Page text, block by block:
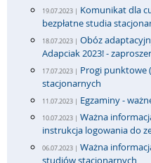
19.07.2023 | Komunikat dla
bezpłatne studia
18.07.2023 | Obóz
Adapciak 2023! -
17.07.2023 | Progi punktowe
stacjonarnych
11.07.2023 | Egzaminy -
10.07.2023 | Ważna
instrukcja logowania do
06.07.2023 | Ważna
studiów stacjonarnych